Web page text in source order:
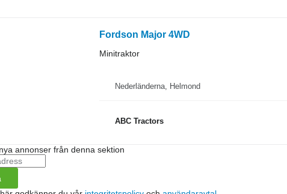
Fordson Major 4WD
Minitraktor
Nederländerna, Helmond
ABC Tractors
annonser från denna sektion